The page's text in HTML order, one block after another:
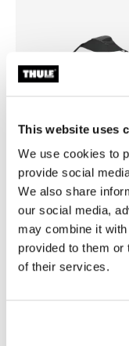
This website uses
We use cookies to
provide social
We also share
our social media,
may combine it
provided to them or
of their services.
Thule Chariot Cross
Thule Chariot
Thule Chariot